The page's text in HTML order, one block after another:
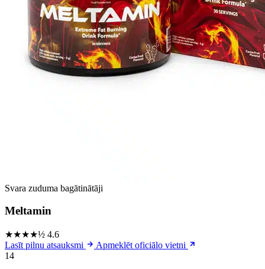
Svara zuduma bagātinātāji
Meltamin
★★★★½ 4.6
Lasīt pilnu atsauksmi
Apmeklēt oficiālo vietni
14